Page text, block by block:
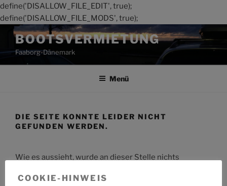
define('DISALLOW_FILE_EDIT', true);
define('DISALLOW_FILE_MODS', true);
Zum
Inhalt
springen
BOOTSVERMIETUNG
Faaborg-Dänemark
Menü
DIE SEITE KONNTE LEIDER NICHT
GEFUNDEN WERDEN.
Wie es aussieht, wurde an dieser Stelle nichts
COOKIE-HINWEIS